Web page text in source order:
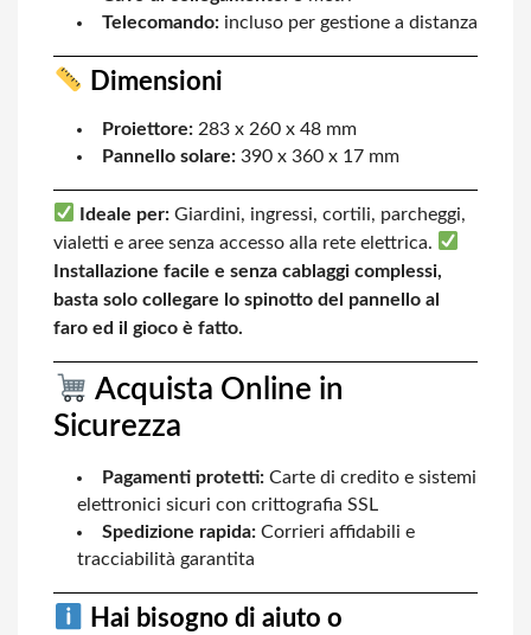
Telecomando: incluso per gestione a distanza
Dimensioni
Proiettore: 283 x 260 x 48 mm
Pannello solare: 390 x 360 x 17 mm
Ideale per: Giardini, ingressi, cortili, parcheggi,
vialetti e aree senza accesso alla rete elettrica.
Installazione facile e senza cablaggi complessi,
basta solo collegare lo spinotto del pannello al
faro ed il gioco è fatto.
Acquista Online in
Sicurezza
Pagamenti protetti: Carte di credito e sistemi
elettronici sicuri con crittografia SSL
Spedizione rapida: Corrieri affidabili e
tracciabilità garantita
Hai bisogno di aiuto o